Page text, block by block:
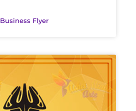
Business Flyer